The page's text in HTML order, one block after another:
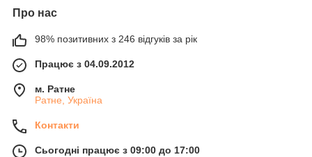
Про нас
98% позитивних з 246 відгуків за рік
Працює з 04.09.2012
м. Ратне
Ратне, Україна
Контакти
Сьогодні працює з 09:00 до 17:00